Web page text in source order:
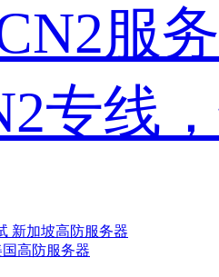
服
专线
新加坡高防服务器
国高防服务器